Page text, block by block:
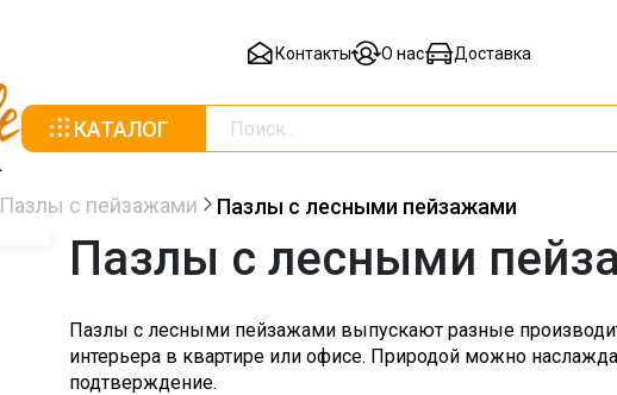
Контакты О нас Доставка
КАТАЛОГ
Пазлы с пейзажами Пазлы с лесными пейзажами
Пазлы с лесными
Пазлы с лесными пейзажами выпускают разные
интерьера в квартире или офисе. Природой можно
подтверждение.